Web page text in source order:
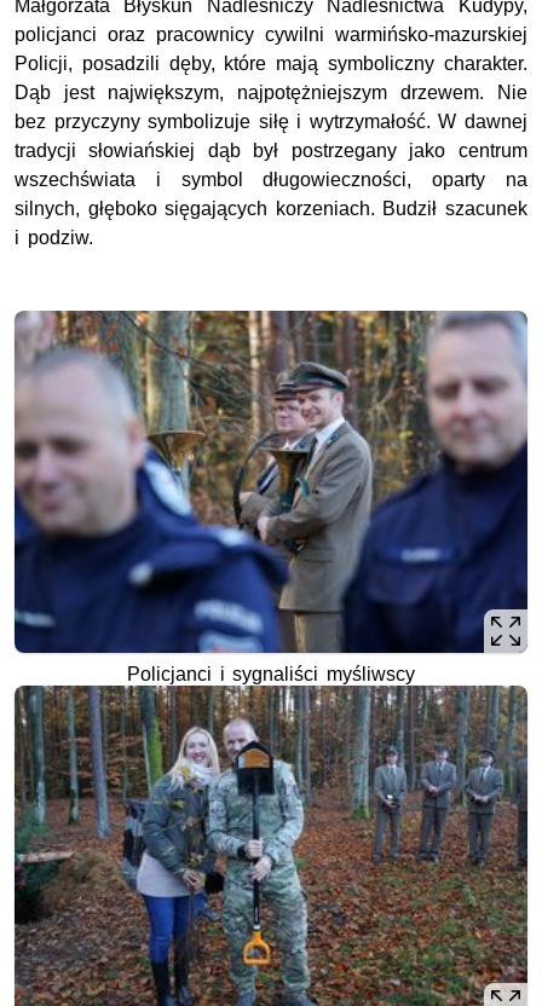
Małgorzata Błyskun Nadleśniczy Nadleśnictwa Kudypy,
policjanci oraz pracownicy cywilni warmińsko-mazurskiej
Policji, posadzili dęby, które mają symboliczny charakter.
Dąb jest największym, najpotężniejszym drzewem. Nie
bez przyczyny symbolizuje siłę i wytrzymałość. W dawnej
tradycji słowiańskiej dąb był postrzegany jako centrum
wszechświata i symbol długowieczności, oparty na
silnych, głęboko sięgających korzeniach. Budził szacunek
i podziw.
Policjanci i sygnaliści myśliwscy